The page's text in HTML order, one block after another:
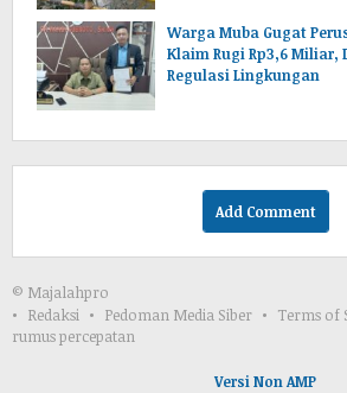
Warga Muba Gugat
Klaim Rugi Rp3,6 Miliar,
Regulasi Lingkungan
Add Comment
© Majalahpro
Redaksi
Pedoman Media Siber
Terms of
rumus percepatan
Versi Non AMP